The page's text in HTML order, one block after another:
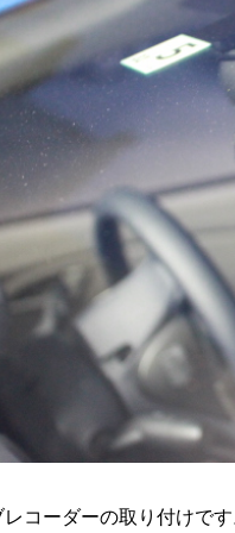
コーダーの取り付けで